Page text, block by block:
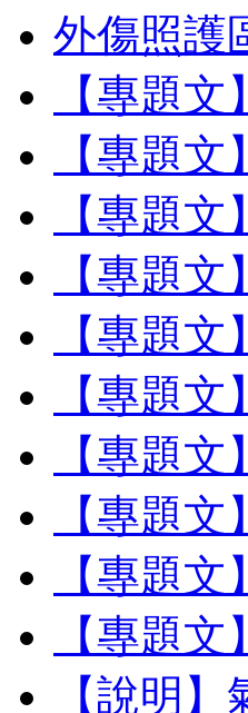
外傷照護
【專題
【專題
【專題
【專題
【專題
【專題
【專題
【專題
【專題
【專題
【說明